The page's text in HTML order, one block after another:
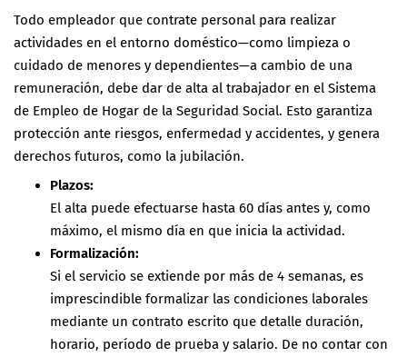
Todo empleador que contrate personal para realizar
actividades en el entorno doméstico—como limpieza o
cuidado de menores y dependientes—a cambio de una
remuneración, debe dar de alta al trabajador en el Sistema
de Empleo de Hogar de la Seguridad Social. Esto garantiza
protección ante riesgos, enfermedad y accidentes, y genera
derechos futuros, como la jubilación.
Plazos:
El alta puede efectuarse hasta 60 días antes y, como
máximo, el mismo día en que inicia la actividad.
Formalización:
Si el servicio se extiende por más de 4 semanas, es
imprescindible formalizar las condiciones laborales
mediante un contrato escrito que detalle duración,
horario, período de prueba y salario. De no contar con